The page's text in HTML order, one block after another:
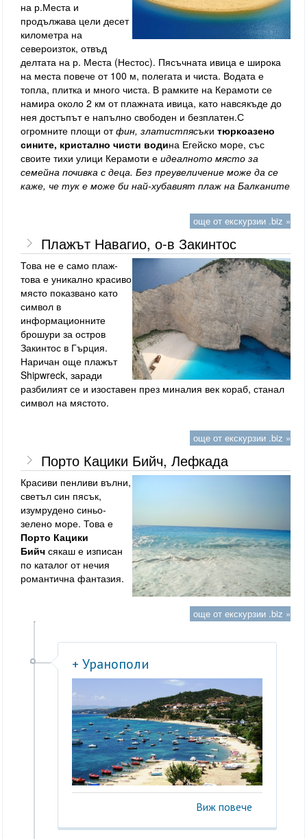
на р.Места и
продължава цели десет
километра на
североизток, отвъд
делтата на р. Места (Нестос). Пясъчната ивица е широка
на места повече от 100 м, полегата и чиста. Водата е
топла, плитка и много чиста. В рамките на Керамоти се
намира около 2 км от плажната ивица, като навсякъде до
нея достъпът е напълно свободен и безплатен.С
огромните площи отфин,златистпясъки тюркоазено
сините, кристално чисти водина Егейско море, със
своите тихи улици Керамоти еидеалното място за
семейна почивка с деца. Без преувеличение може да се
каже, че тук е може би най-хубавият плаж на Балканите!
още от екскурзии .biz »
Плажът Навагио, о-в Закинтос
Това не е само плаж-
това е уникално красиво
място показвано като
символ в
информационните
брошури за остров
Закинтос в Гърция.
Наричан още плажът
Shipwreck, заради
разбилият се и изоставен през миналия век кораб, станал
символ на мястото.
още от екскурзии .biz »
Порто Кацики Бийч, Лефкада
Красиви пенливи вълни,
светъл син пясък,
изумрудено синьо-
зелено море. Това е
Порто Кацики
Бийч сякаш е изписан
по каталог от нечия
романтична фантазия.
още от екскурзии .biz »
+ Уранополи
Виж повече